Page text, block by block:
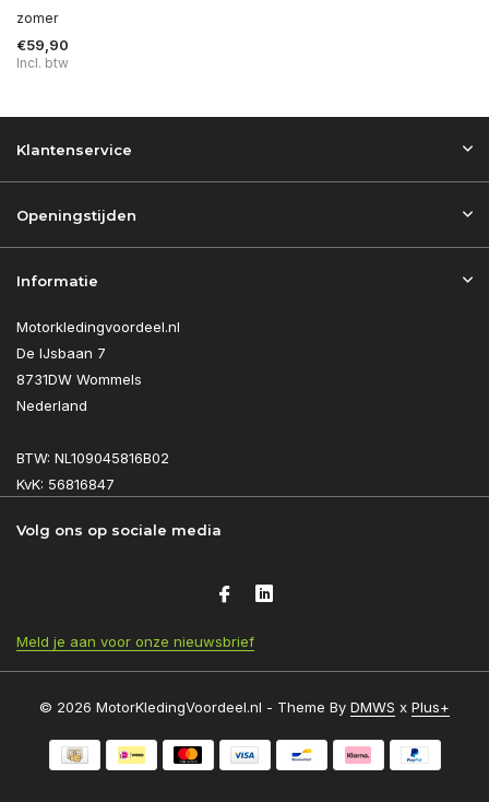
zomer
€59,90
Incl. btw
Klantenservice
Openingstijden
Informatie
Motorkledingvoordeel.nl
De IJsbaan 7
8731DW Wommels
Nederland
BTW: NL109045816B02
KvK: 56816847
Volg ons op sociale media
Meld je aan voor onze nieuwsbrief
© 2026 MotorKledingVoordeel.nl - Theme By DMWS x Plus+